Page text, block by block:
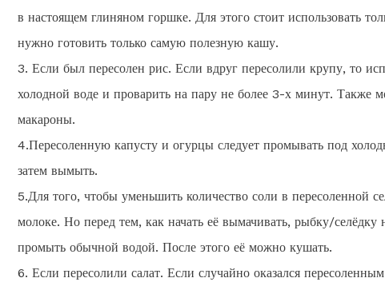
в настоящем глиняном горшке. Для этого стоит использовать
нужно готовить только самую полезную кашу.
3. Если был пересолен рис. Если вдруг пересолили крупу, то
холодной воде и проварить на пару не более 3-х минут. Также
макароны.
4.Пересоленную капусту и огурцы следует промывать под
затем вымыть.
5.Для того, чтобы уменьшить количество соли в пересоленной
молоке. Но перед тем, как начать её вымачивать, рыбку/
промыть обычной водой. После этого её можно кушать.
6. Если пересолили салат. Если случайно оказался